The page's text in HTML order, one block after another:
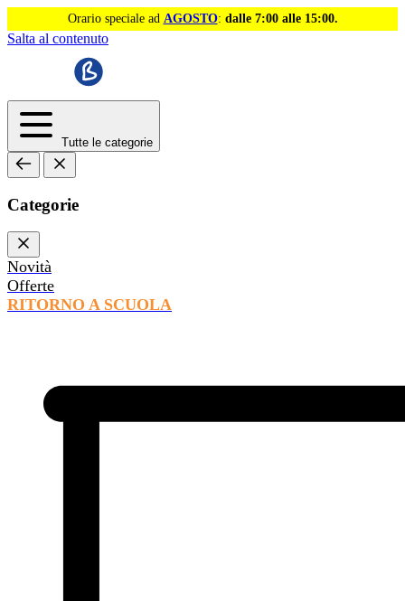
Orario speciale ad AGOSTO: dalle 7:00 alle 15:00.
Salta al contenuto
Tutte le categorie
Categorie
Novità
Offerte
RITORNO A SCUOLA